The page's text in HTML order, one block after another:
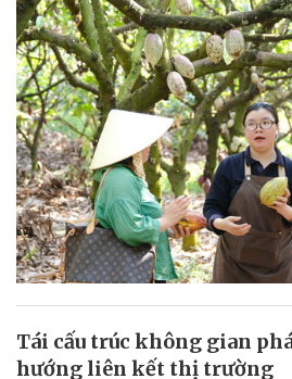
Tái cấu trúc không gian
hướng liên kết thị trường